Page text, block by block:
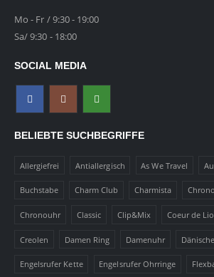
Mo - Fr / 9:30 - 19:00
Sa/ 9:30 - 18:00
SOCIAL MEDIA
BELIEBTE SUCHBEGRIFFE
Allergiefrei Antiallergisch As We Travel
Buchstabe Charm Club Charmista Chrono
Chronouhr Classic Clip&Mix Coeur de
Creolen Damen Ring Damenuhr
Engelsrufer Kette Engelsrufer Ohrringe